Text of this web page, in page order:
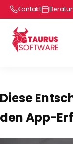
Kontakt
Diese
den App-